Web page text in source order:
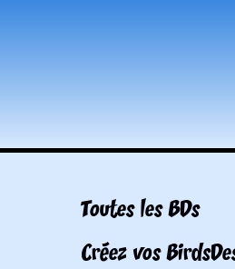
Toutes les BDs
Créez vos